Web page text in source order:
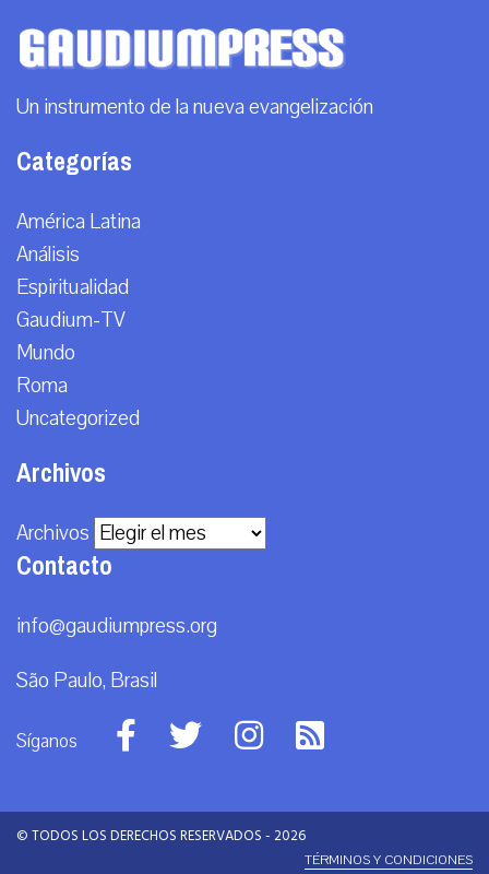
Un instrumento de la nueva evangelización
Categorías
América Latina
Análisis
Espiritualidad
Gaudium-TV
Mundo
Roma
Uncategorized
Archivos
Archivos
Contacto
info@gaudiumpress.org
São Paulo, Brasil
Síganos
© TODOS LOS DERECHOS RESERVADOS - 2026
TÉRMINOS Y CONDICIONES